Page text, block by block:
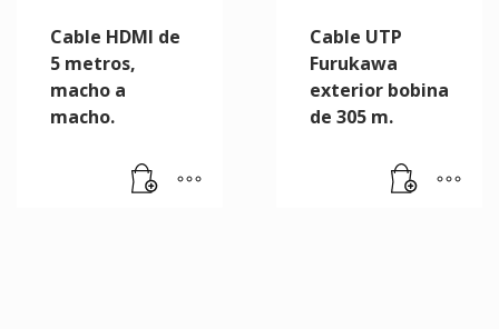
Cable HDMI de
5 metros,
macho a
macho.
Cable UTP
Furukawa
exterior bobina
de 305 m.